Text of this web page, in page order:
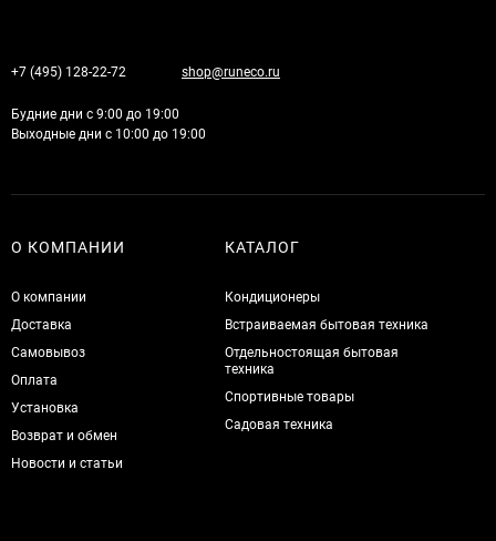
+7 (495) 128-22-72 shop@runeco.ru
Будние дни с 9:00 до 19:00
Выходные дни с 10:00 до 19:00
О КОМПАНИИ
О компании
Доставка
Самовывоз
Оплата
Установка
Возврат и обмен
Новости и статьи
КАТАЛОГ
Кондиционеры
Встраиваемая бытовая техника
Отдельностоящая бытовая
техника
Спортивные товары
Садовая техника